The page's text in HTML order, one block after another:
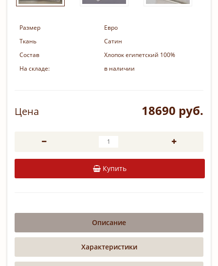
Размер
Евро
Ткань
Сатин
Состав
Хлопок египетский 100%
На складе:
в наличии
Цена 18690 руб.
Купить
Описание
Характеристики